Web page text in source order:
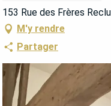
153 Rue des Frères
M'y rendre
Partager